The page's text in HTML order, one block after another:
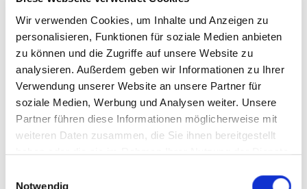
Wir verwenden Cookies, um Inhalte und Anzeigen zu
personalisieren, Funktionen für soziale Medien anbieten
zu können und die Zugriffe auf unsere Website zu
analysieren. Außerdem geben wir Informationen zu Ihrer
Verwendung unserer Website an unsere Partner für
soziale Medien, Werbung und Analysen weiter. Unsere
Partner führen diese Informationen möglicherweise mit
weiteren Daten zusammen, die Sie ihnen bereitgestellt
haben oder die sie im Rahmen Ihrer Nutzung der Dienste
Notwendig
Bitte akzeptieren Sie dieMarketing-Cookie Einstellungum
diesen Inhalt zu sehen.
Download Materialien